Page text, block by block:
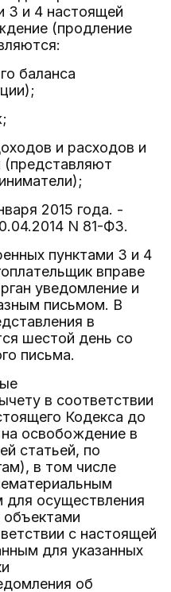
3 и 4 настоящей
(продление
баланса
и расходов и
(представляют
2015 года. -
N 81-ФЗ.
пунктами 3 и 4
вправе
уведомление и
письмом. В
в
шестой день со
письма.
в соответствии
Кодекса до
освобождение в
статьей, по
в том числе
для осуществления
объектами
с настоящей
для указанных
об